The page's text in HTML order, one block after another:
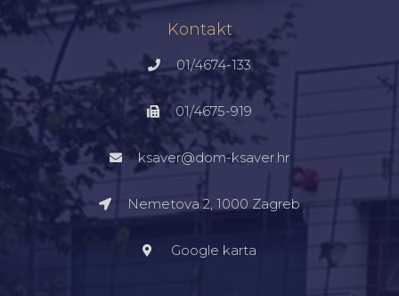
Kontakt
01/4674-133
01/4675-919
ksaver@dom-ksaver.hr
Nemetova 2, 1000 Zagreb​
Google karta